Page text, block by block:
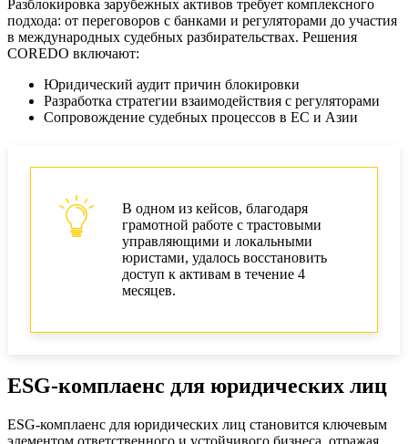
Разблокировка зарубежных активов требует комплексного
подхода: от переговоров с банками и регуляторами до участия
в международных судебных разбирательствах. Решения
COREDO включают:
Юридический аудит причин блокировки
Разработка стратегии взаимодействия с регуляторами
Сопровождение судебных процессов в ЕС и Азии
В одном из кейсов, благодаря
грамотной работе с трастовыми
управляющими и локальными
юристами, удалось восстановить
доступ к активам в течение 4
месяцев.
ESG-комплаенс для юридических лиц
ESG-комплаенс для юридических лиц становится ключевым
элементом ответственного и устойчивого бизнеса, отражая